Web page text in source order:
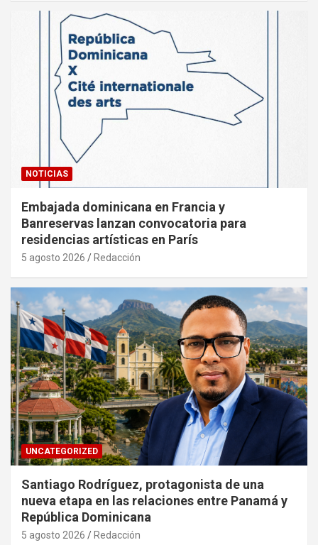
NOTICIAS
Embajada dominicana en Francia y
Banreservas lanzan convocatoria para
residencias artísticas en París
5 agosto 2026 Redacción
UNCATEGORIZED
Santiago Rodríguez, protagonista de una
nueva etapa en las relaciones entre Panamá y
República Dominicana
5 agosto 2026 Redacción